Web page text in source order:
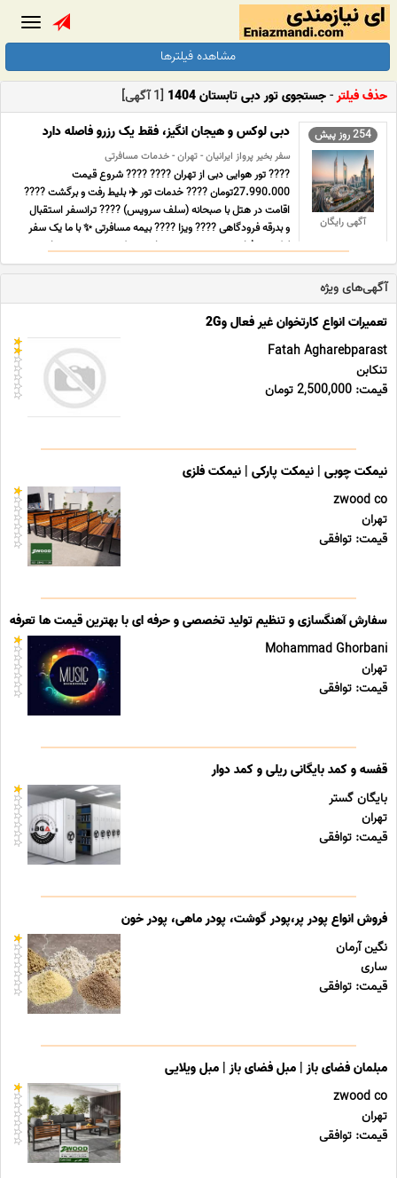
مشاهده فیلترها
حذف فیلتر-جستجوی تور دبی تابستان 1404 [1 آگهی]
254 روز پیش
آگهی رایگان
دبی لوکس و هیجان انگیز، فقط یک رزرو فاصله دارد
سفر بخیر پرواز ایرانیان - تهران - خدمات مسافرتی
???? تور هوایی دبی از تهران ???? ???? شروع قیمت
27.990.000تومان ???? خدمات تور ✈️ بلیط رفت و برگشت ????
اقامت در هتل با صبحانه (سلف سرویس) ???? ترانسفر استقبال
و بدرقه فرودگاهی ???? ویزا ???? بیمه مسافرتی ✨ با ما یک سفر
لوکس و فراموش نشدنی به دبی را تجربه کنید. بهترین تورهای
تفری ... ...
آگهی‌های ویژه
تعمیرات انواع کارتخوان غیر فعال و2G
Fatah Agharebparast
تنکابن
قیمت: 2,500,000 تومان
نیمکت چوبی | نیمکت پارکی | نیمکت فلزی
zwood co
تهران
قیمت: توافقی
سفارش آهنگسازی و تنظیم تولید تخصصی و حرفه ای با بهترین قیمت ها تعرفه
Mohammad Ghorbani
تهران
قیمت: توافقی
قفسه و کمد بایگانی ریلی و کمد دوار
بایگان گستر
تهران
قیمت: توافقی
فروش انواع پودر پر،پودر گوشت، پودر ماهی، پودر خون
نگین آرمان
ساری
قیمت: توافقی
مبلمان فضای باز | مبل فضای باز | مبل ویلایی
zwood co
تهران
قیمت: توافقی